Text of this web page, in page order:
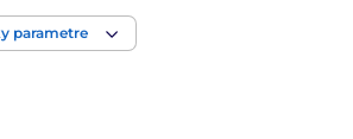
parametre